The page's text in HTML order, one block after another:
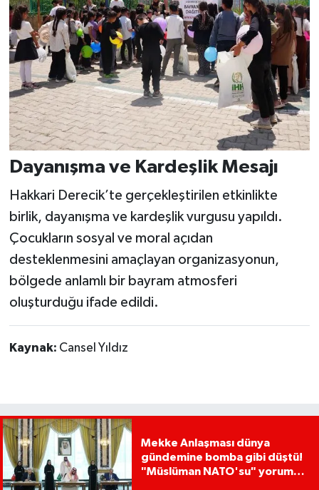
Dayanışma ve Kardeşlik Mesajı
Hakkari Derecik’te gerçekleştirilen etkinlikte
birlik, dayanışma ve kardeşlik vurgusu yapıldı.
Çocukların sosyal ve moral açıdan
desteklenmesini amaçlayan organizasyonun,
bölgede anlamlı bir bayram atmosferi
oluşturduğu ifade edildi.
Kaynak: Cansel Yıldız
Mekke Anlaşması dünya
gündemine bomba gibi düştü!
"Müslüman NATO'su" yorumu